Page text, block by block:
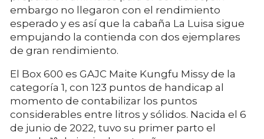
embargo no llegaron con el rendimiento
esperado y es así que la cabaña La Luisa sigue
empujando la contienda con dos ejemplares
de gran rendimiento.
El Box 600 es GAJC Maite Kungfu Missy de la
categoría 1, con 123 puntos de handicap al
momento de contabilizar los puntos
considerables entre litros y sólidos. Nacida el 6
de junio de 2022, tuvo su primer parto el